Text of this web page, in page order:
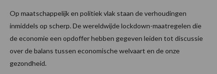
Op maatschappelijk en politiek vlak staan de verhoudingen
inmiddels op scherp. De wereldwijde lockdown-maatregelen die
de economie een opdoffer hebben gegeven leiden tot discussie
over de balans tussen economische welvaart en de onze
gezondheid.